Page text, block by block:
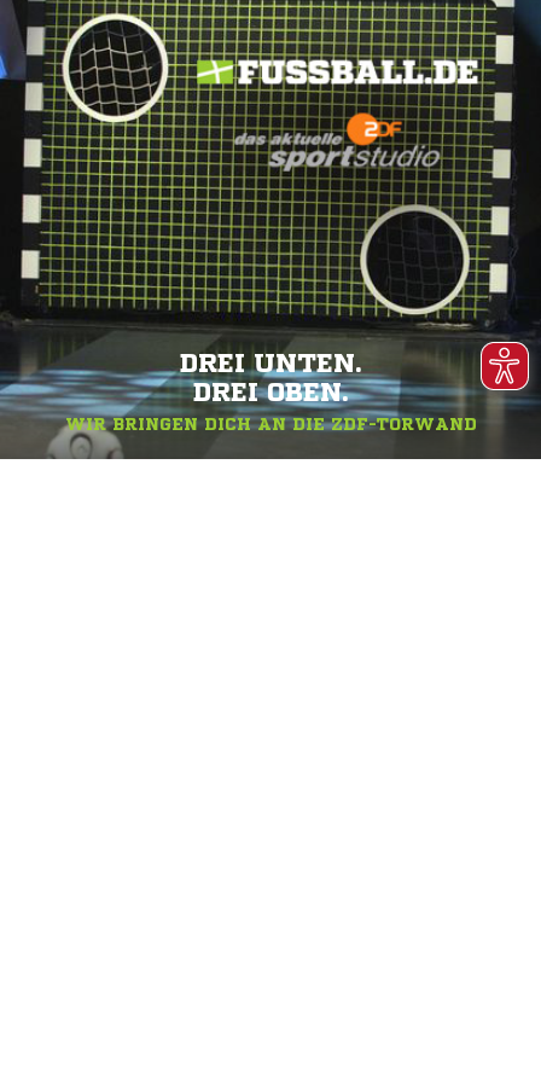
DREI UNTEN.
DREI OBEN.
WIR BRINGEN DICH AN DIE ZDF-TORWAND